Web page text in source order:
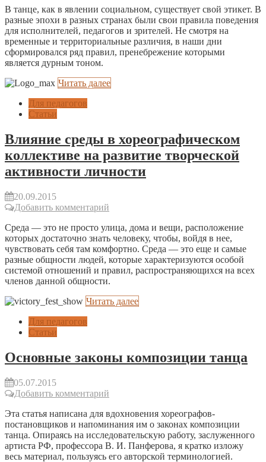
В танце, как в явлении социальном, существует свой этикет. В
разные эпохи в разных странах были свои правила поведения
для исполнителей, педагогов и зрителей. Не смотря на
временные и территориальные различия, в наши дни
сформировался ряд правил, пренебрежение которыми
является дурным тоном.
Читать далее
Для педагогов
Статьи
Влияние среды в хореографическом
коллективе на развитие творческой
активности личности
20.09.2015
Добавить комментарий
Среда — это не просто улица, дома и вещи, расположение
которых достаточно знать человеку, чтобы, войдя в нее,
чувствовать себя там комфортно. Среда — это еще и самые
разные общности людей, которые характеризуются особой
системой отношений и правил, распространяющихся на всех
членов данной общности.
Читать далее
Для педагогов
Статьи
Основные законы композиции танца
05.07.2015
Добавить комментарий
Эта статья написана для вдохновения хореографов-
постановщиков и напоминания им о законах композиции
танца. Опираясь на исследовательскую работу, заслуженного
артиста РФ, профессора В. И. Панферова, я кратко изложу
весь материал, пользуясь его авторской терминологией.